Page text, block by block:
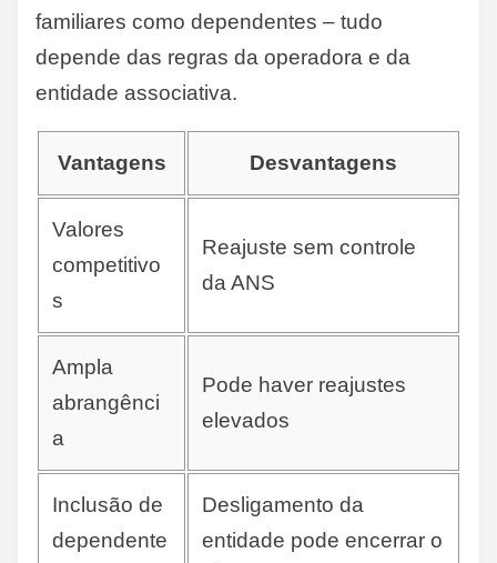
familiares como dependentes – tudo
depende das regras da operadora e da
entidade associativa.
Vantagens Desvantagens
Valores
competitivo
s
Reajuste sem controle
da ANS
Ampla
abrangênci
a
Pode haver reajustes
elevados
Inclusão de
dependente
Desligamento da
entidade pode encerrar o